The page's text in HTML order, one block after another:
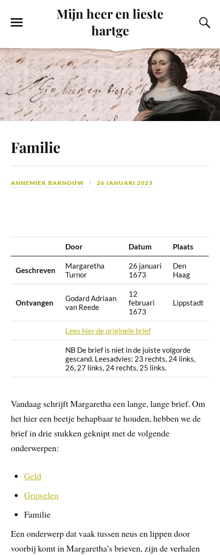
Mijn heer en lieste
hartge
Familie
ANNEMIEK BARNOUW 26 JANUARI 2023
Door Datum Plaats
Geschreven
Margaretha
Turnor
26 januari
1673
Den
Haag
Ontvangen
Godard Adriaan
van Reede
12
februari
1673
Lippstadt
Lees hier de originele brief
NB De brief is niet in de juiste volgorde
gescand. Leesadvies: 23 rechts, 24 links,
26, 27 links, 24 rechts, 25 links.
Vandaag schrijft Margaretha een lange, lange brief. Om
het hier een beetje behapbaar te houden, hebben we de
brief in drie stukken geknipt met de volgende
onderwerpen:
Geld
Gruwelen
Familie
Een onderwerp dat vaak tussen neus en lippen door
voorbij komt in Margaretha’s brieven, zijn de verhalen